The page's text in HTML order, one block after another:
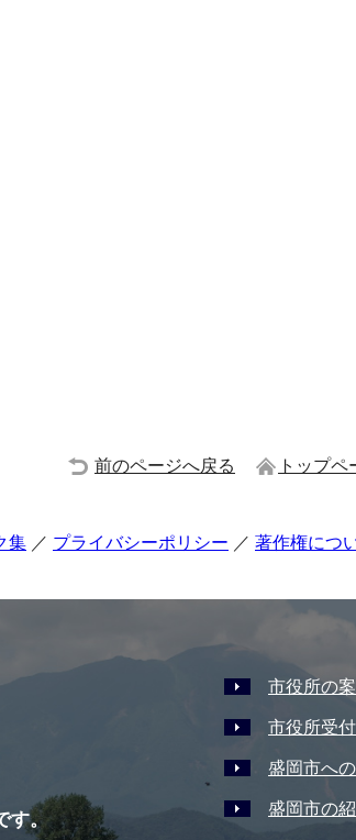
前のページへ戻る トップペ
集 プライバシーポリシー 著作権につ
す。
市役所の
市役所受
盛岡市へ
盛岡市の